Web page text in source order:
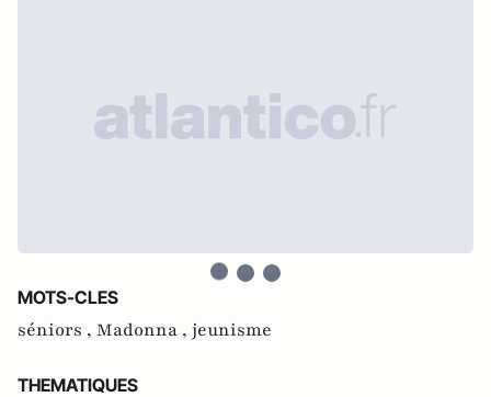
MOTS-CLES
séniors , Madonna , jeunisme
THEMATIQUES